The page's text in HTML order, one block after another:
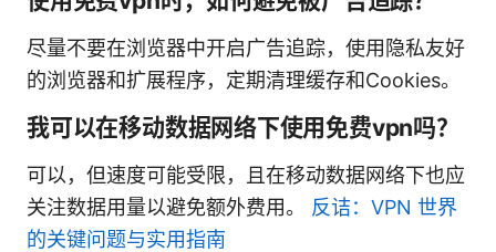
尽量不要在浏览器中开启广告追踪，使用隐私友好
的浏览器和扩展程序，定期清理缓存和Cookies。
我可以在移动数据网络下使用免费vpn吗？
可以，但速度可能受限，且在移动数据网络下也应
关注数据用量以避免额外费用。 反诘：VPN 世界
的关键问题与实用指南